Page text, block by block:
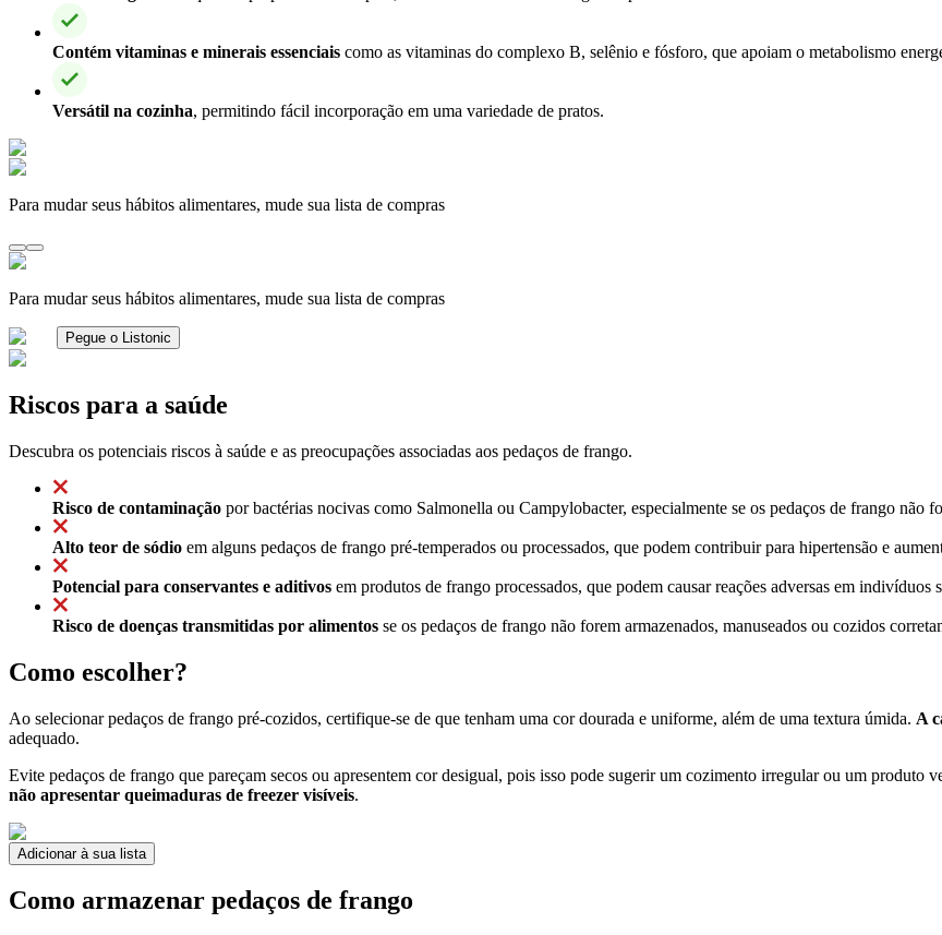
Contém vitaminas e minerais essenciais como as vitaminas do complexo B, selênio e fósforo, que apoiam o metabolismo
Versátil na cozinha, permitindo fácil incorporação em uma variedade de pratos.
Para mudar seus hábitos alimentares, mude sua lista de compras
Para mudar seus hábitos alimentares, mude sua lista de compras
Pegue o Listonic
Riscos para a saúde
Descubra os potenciais riscos à saúde e as preocupações associadas aos pedaços de frango.
Risco de contaminação por bactérias nocivas como Salmonella ou Campylobacter, especialmente se os pedaços de frango não
Alto teor de sódio em alguns pedaços de frango pré-temperados ou processados, que podem contribuir para hipertensão e
Potencial para conservantes e aditivos em produtos de frango processados, que podem causar reações adversas em indivíduos
Risco de doenças transmitidas por alimentos se os pedaços de frango não forem armazenados, manuseados ou cozidos
Como escolher?
Ao selecionar pedaços de frango pré-cozidos, certifique-se de que tenham uma cor dourada e uniforme, além de uma textura úmida. A
adequado.
Evite pedaços de frango que pareçam secos ou apresentem cor desigual, pois isso pode sugerir um cozimento irregular ou um produto
não apresentar queimaduras de freezer visíveis.
Adicionar à sua lista
Como armazenar pedaços de frango